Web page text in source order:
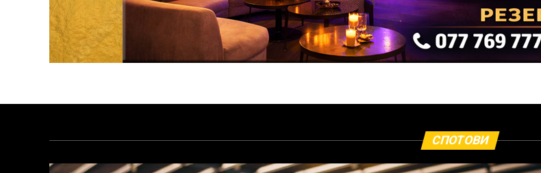
СПОТОВИ